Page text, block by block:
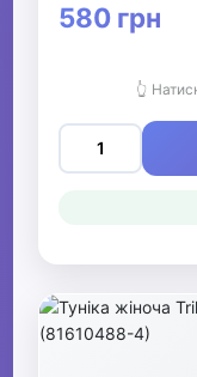
580 грн
👆